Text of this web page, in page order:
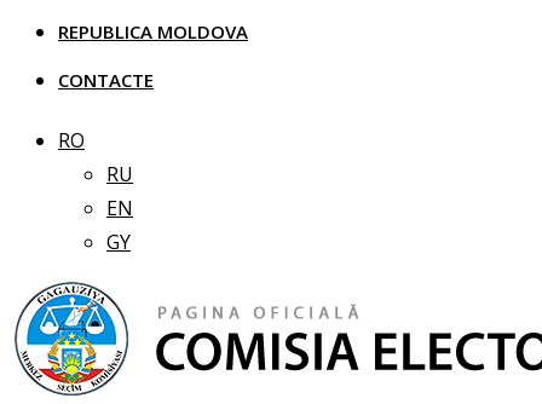
REPUBLICA MOLDOVA
CONTACTE
RO
RU
EN
GY